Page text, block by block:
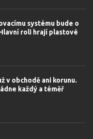
systému bude o
roli hrají plastové
v obchodě ani korunu.
každý a téměř